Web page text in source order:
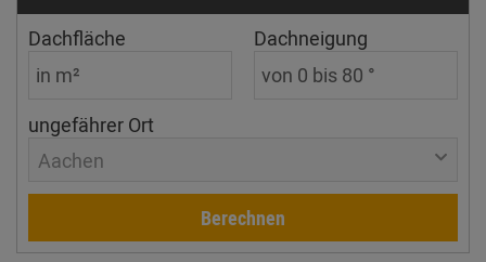
Dachfläche Dachneigung
ungefährer Ort
Aachen
Berechnen